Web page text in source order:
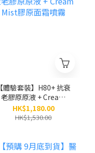
【體驗套裝】H80+ 抗衰
老膠原原液 + Cream
Mist膠原面霜噴霧
HK$1,180.00
HK$1,530.00